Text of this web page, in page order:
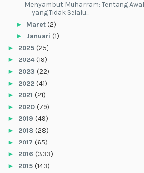
Menyambut Muharram: Tentang Awal
yang Tidak Selalu...
► Maret (2)
► Januari (1)
► 2025 (25)
► 2024(19)
► 2023 (22)
► 2022 (41)
► 2021 (21)
► 2020 (79)
► 2019 (49)
► 2018 (28)
► 2017 (65)
► 2016 (333)
► 2015 (143)